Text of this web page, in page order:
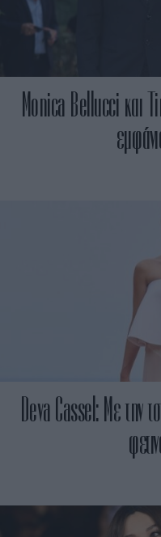
Monica Bellucci και
Deva Cassel: Με την